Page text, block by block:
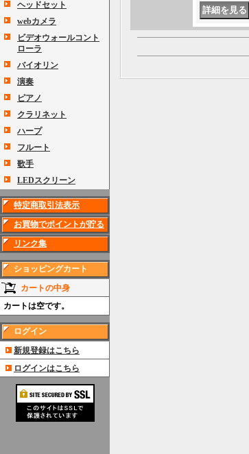
ヘッドセット
webカメラ
ビデオウォールコント
ローラ
バイオリン
演奏
ピアノ
クラリネット
ハープ
フルート
歌手
LEDスクリーン
特定商取引法表示
お買物でポイントが貯る
リンク集
ショッピングカート
カートの中身
カートは空です。
ログイン
新規登録はこちら
ログインはこちら